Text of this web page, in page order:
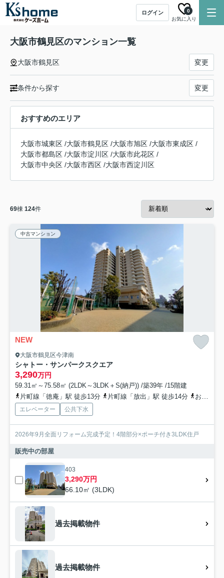
ログイン
お気に入り
0
大阪市鶴見区のマンション一覧
大阪市鶴見区 変更
条件から探す 変更
おすすめのエリア
大阪市城東区 /大阪市鶴見区 /大阪市旭区 /大阪市東成区 /
大阪市都島区 /大阪市淀川区 /大阪市此花区 /
大阪市中央区 /大阪市西区 /大阪市西淀川区
69棟 124件
中古マンション
NEW
大阪市鶴見区今津南
シャトー・サンパークスクエア
3,290万円
59.31㎡～75.58㎡ (2LDK～3LDK＋S(納戸)) /築39年 /15階建
片町線「徳庵」駅 徒歩13分
片町線「放出」駅 徒歩14分 おおさか東線「高井田中央」駅 徒歩25分
エレベーター 公共下水
2026年9月全面リフォーム完成予定！4階部分×ポーチ付き3LDK住戸
販売中の部屋
403
3,290万円
66.10㎡ (3LDK)
過去掲載物件
過去掲載物件